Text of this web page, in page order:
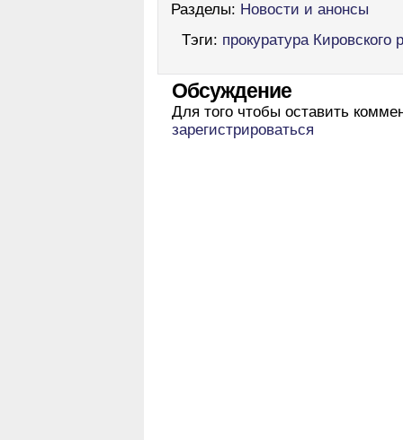
Разделы: Новости и анонсы
Тэги: прокуратура Кировского
Обсуждение
Для того чтобы оставить
зарегистрироваться